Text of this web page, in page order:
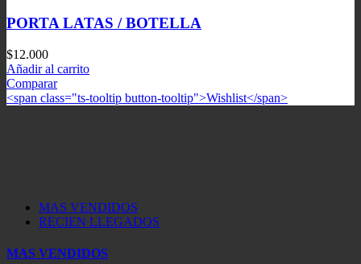
PORTA LATAS / BOTELLA
$12.000
Añadir al carrito
Comparar
<span class="ts-tooltip button-tooltip">Wishlist</span>
MAS VENDIDOS
RECIEN LLEGADOS
MAS VENDIDOS